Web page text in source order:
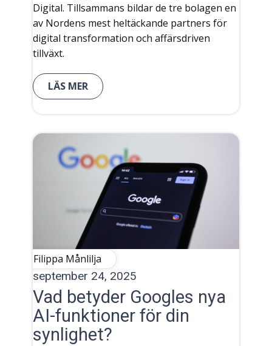
Digital. Tillsammans bildar de tre bolagen en
av Nordens mest heltäckande partners för
digital transformation och affärsdriven
tillväxt.
LÄS MER
Filippa Månlilja
september 24, 2025
Vad betyder Googles nya
AI-funktioner för din
synlighet?